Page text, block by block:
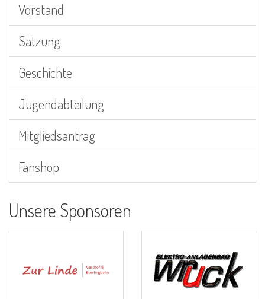
Vorstand
Satzung
Geschichte
Jugendabteilung
Mitgliedsantrag
Fanshop
Unsere Sponsoren